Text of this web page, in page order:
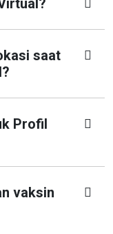
saat
Profil
vaksin